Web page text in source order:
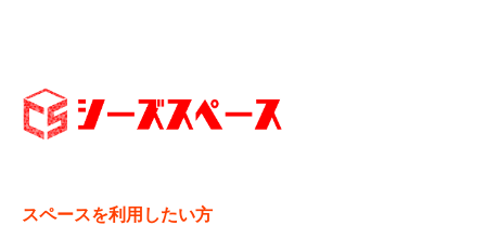
スペースを利用したい方